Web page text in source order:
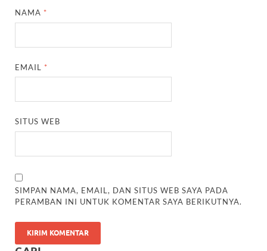
NAMA *
EMAIL *
SITUS WEB
SIMPAN NAMA, EMAIL, DAN SITUS WEB SAYA PADA
PERAMBAN INI UNTUK KOMENTAR SAYA BERIKUTNYA.